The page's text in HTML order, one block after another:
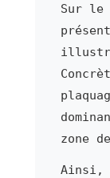
Sur le
zone
Ainsi,